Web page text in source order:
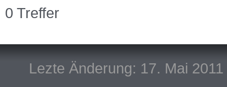
0 Treffer
Lezte Änderung: 17. Mai